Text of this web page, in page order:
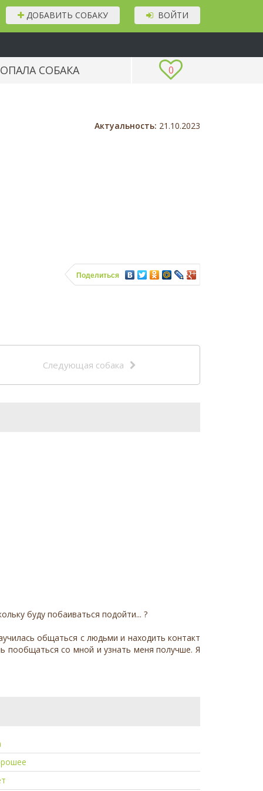
ВОЙТИ
ДОБАВИТЬ СОБАКУ
0
СОБАКА
Актуальность: 21.10.2023
Поделиться
Следующая собака
буду побаиваться подойти... ?
общаться с людьми и находить контакт
пообщаться со мной и узнать меня получше. Я